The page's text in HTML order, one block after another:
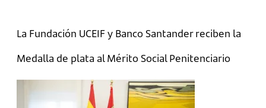
La Fundación UCEIF y Banco Santander reciben la
Medalla de plata al Mérito Social Penitenciario